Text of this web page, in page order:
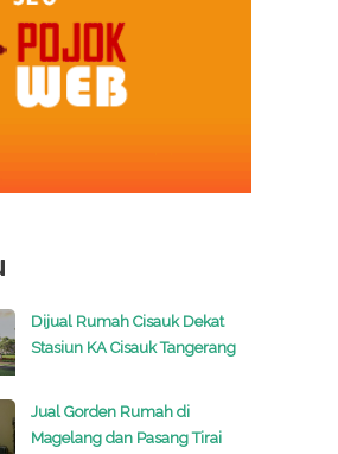
Dijual Rumah Cisauk Dekat
Stasiun KA Cisauk Tangerang
Jual Gorden Rumah di
Magelang dan Pasang Tirai